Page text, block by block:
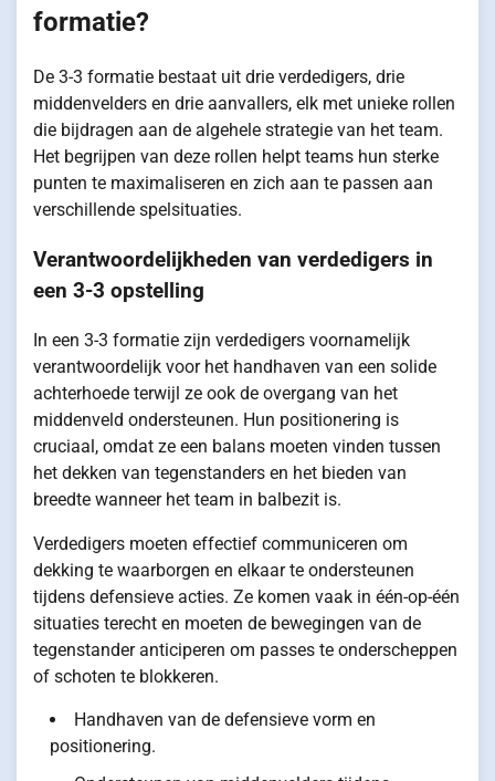
formatie?
De 3-3 formatie bestaat uit drie verdedigers, drie
middenvelders en drie aanvallers, elk met unieke rollen
die bijdragen aan de algehele strategie van het team.
Het begrijpen van deze rollen helpt teams hun sterke
punten te maximaliseren en zich aan te passen aan
verschillende spelsituaties.
Verantwoordelijkheden van verdedigers in
een 3-3 opstelling
In een 3-3 formatie zijn verdedigers voornamelijk
verantwoordelijk voor het handhaven van een solide
achterhoede terwijl ze ook de overgang van het
middenveld ondersteunen. Hun positionering is
cruciaal, omdat ze een balans moeten vinden tussen
het dekken van tegenstanders en het bieden van
breedte wanneer het team in balbezit is.
Verdedigers moeten effectief communiceren om
dekking te waarborgen en elkaar te ondersteunen
tijdens defensieve acties. Ze komen vaak in één-op-één
situaties terecht en moeten de bewegingen van de
tegenstander anticiperen om passes te onderscheppen
of schoten te blokkeren.
Handhaven van de defensieve vorm en
positionering.